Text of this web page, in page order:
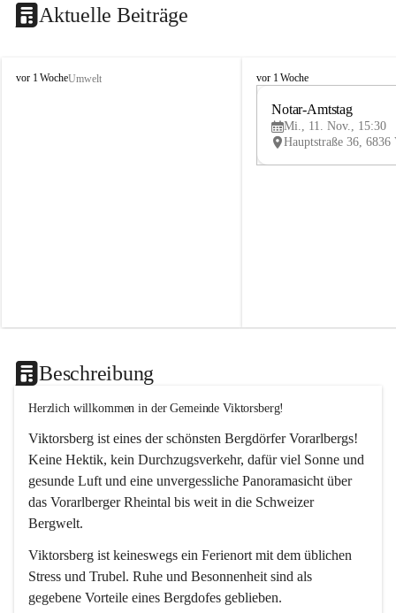
Aktuelle Beiträge
V
vor 1 WocheUmwelt
V
vor 1 Woche
Notar-Amtstag
Mi., 11. Nov., 15:30
Beschreibung
Herzlich willkommen in der Gemeinde Viktorsberg!
Viktorsberg ist eines der schönsten Bergdörfer Vorarlbergs!
Keine Hektik, kein Durchzugsverkehr, dafür viel Sonne und
gesunde Luft und eine unvergessliche Panoramasicht über
das Vorarlberger Rheintal bis weit in die Schweizer
Bergwelt.
Viktorsberg ist keineswegs ein Ferienort mit dem üblichen
Stress und Trubel. Ruhe und Besonnenheit sind als
gegebene Vorteile eines Bergdofes geblieben.